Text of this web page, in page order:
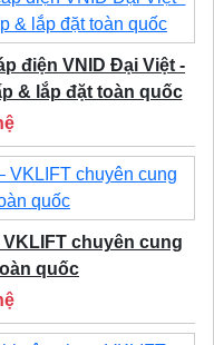
điện VNID Đại Việt -
& lắp đặt toàn quốc
chuyên cung
quốc